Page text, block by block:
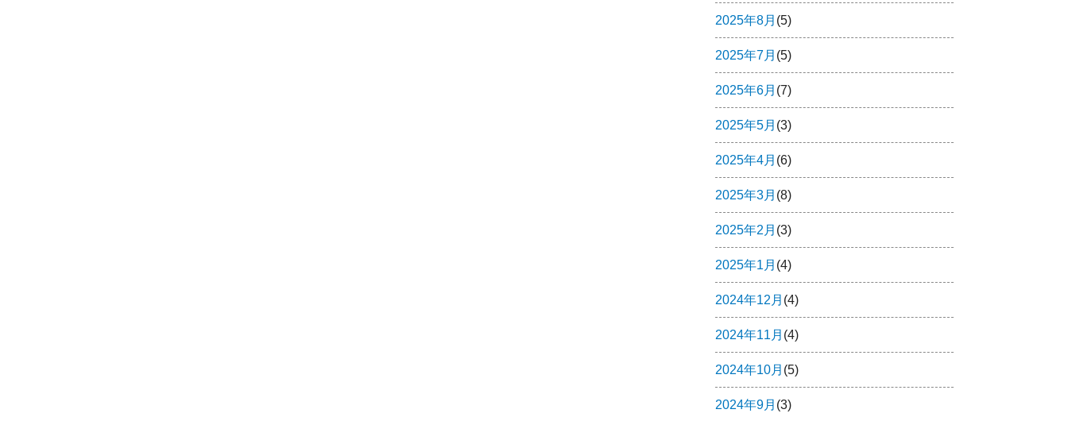
2025年8月 (5)
2025年7月 (5)
2025年6月 (7)
2025年5月 (3)
2025年4月 (6)
2025年3月 (8)
2025年2月 (3)
2025年1月 (4)
2024年12月 (4)
2024年11月 (4)
2024年10月 (5)
2024年9月 (3)